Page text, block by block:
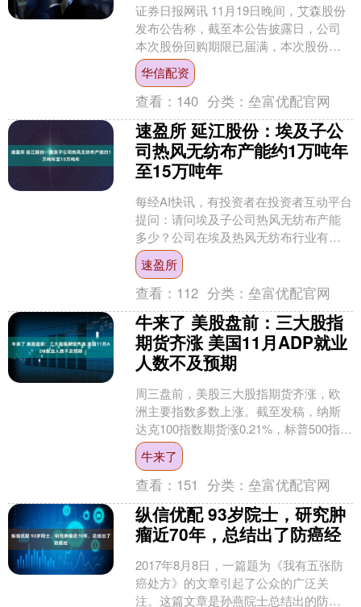
证券日报网讯 11月19日晚间，艾森股份
发布公告称，截至本公告披露日，公司
本次股份回购期限已届满，本次股份回
购计划实施完毕，公司已实际回购公司
股份1，152，9....
华信配资
查看： 140 分类： 垒富优配官网
速盈所 延江股份：埃及子公
司热风无纺布产能约1万吨年
至15万吨年
每经AI快讯，有投资者在投资者互动平台
提问：请问埃及子公司热风无纺布产能
多少？公司在埃及热风无纺布行业有无
竞争对手？ 延江股份（300658.SZ）11
月27日....
速盈所
查看： 112 分类： 垒富优配官网
牛来了 美股盘前：三大股指
期货齐涨 美国11月ADP就业
人数不及预期
周三盘前，美股三大股指期货齐涨，欧
洲主要指数多数上涨。截至发稿，纳斯
达克100指数期货涨0.21%，标普500指数
期货涨0.26%，道指期货涨0.27%。 个
股....
牛来了
查看： 151 分类： 垒富优配官网
纵信优配 93岁院士，研究肿
瘤近70年，总结出了防癌经
2017年8月8日，一篇题为《我有五张防
癌处方》的文章引起了公众的广泛关
注。这篇文章是孙燕院士总结出的防癌